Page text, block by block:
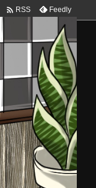
 RSS Feedly